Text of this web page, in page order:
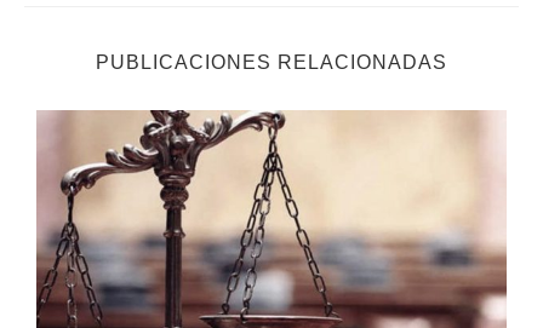
PUBLICACIONES RELACIONADAS